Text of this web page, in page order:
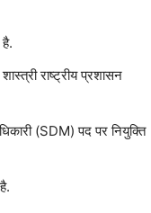
राष्ट्रीय प्रशासन
(SDM) पद पर नियुक्ति